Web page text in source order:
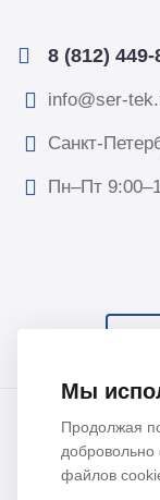
8 (812) 449-
info@ser-
Санкт-
Пн–Пт
© 2026 Все
для
Мы
Продолжая
добровольно
файлов